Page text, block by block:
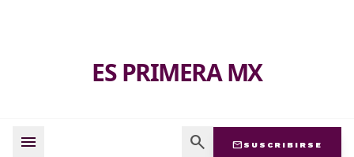
ES PRIMERA MX
menu search mail SUSCRIBIRSE